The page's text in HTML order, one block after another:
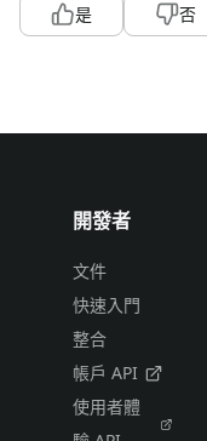
是 否
開發者
文件
快速入門
整合
帳戶 API
使用者體